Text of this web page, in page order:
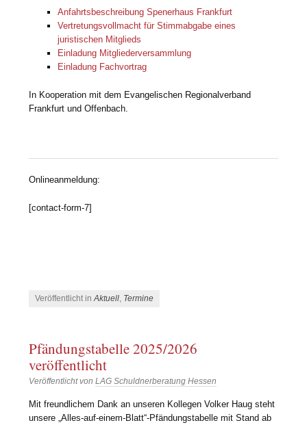
Anfahrtsbeschreibung Spenerhaus Frankfurt
Vertretungsvollmacht für Stimmabgabe eines
juristischen Mitglieds
Einladung Mitgliederversammlung
Einladung Fachvortrag
In Kooperation mit dem Evangelischen Regionalverband
Frankfurt und Offenbach.
Onlineanmeldung:
[contact-form-7]
Veröffentlicht inAktuell Termine
Pfändungstabelle 2025/2026
veröffentlicht
Veröffentlicht vonLAG Schuldnerberatung Hessen
Mit freundlichem Dank an unseren Kollegen Volker Haug steht
unsere „Alles-auf-einem-Blatt“-Pfändungstabelle mit Stand ab